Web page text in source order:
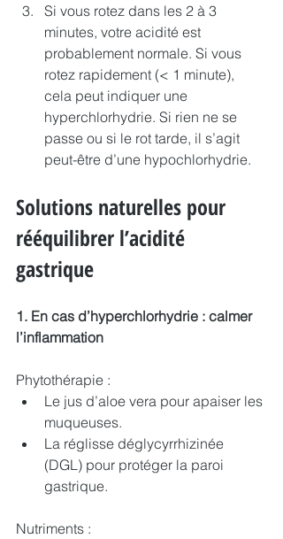
Si vous rotez dans les 2 à 3
minutes, votre acidité est
probablement normale. Si vous
rotez rapidement (< 1 minute),
cela peut indiquer une
hyperchlorhydrie. Si rien ne se
passe ou si le rot tarde, il s’agit
peut-être d’une hypochlorhydrie.
Solutions naturelles pour
rééquilibrer l’acidité
gastrique
1. En cas d’hyperchlorhydrie : calmer
l’inflammation
Phytothérapie :
Le jus d’aloe vera pour apaiser les
muqueuses.
La réglisse déglycyrrhizinée
(DGL) pour protéger la paroi
gastrique.
Nutriments :